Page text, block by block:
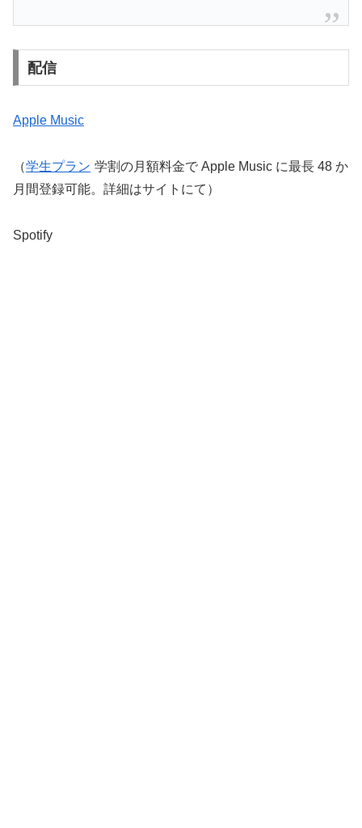
配信
Apple Music
（学生プラン 学割の月額料金で Apple Music に最長 48 か
月間登録可能。詳細はサイトにて）
Spotify